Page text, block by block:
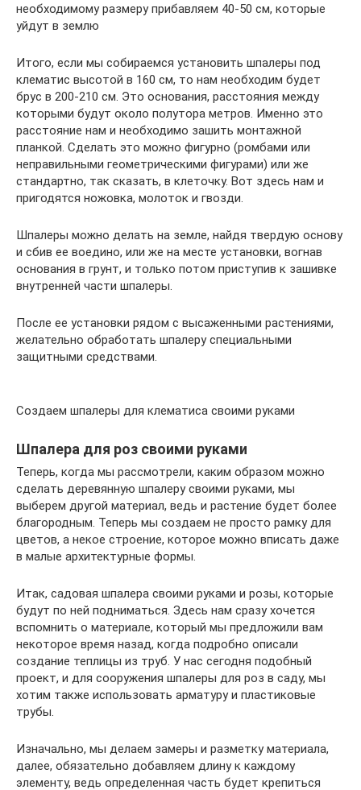
необходимому размеру прибавляем 40-50 см, которые
уйдут в землю
Итого, если мы собираемся установить шпалеры под
клематис высотой в 160 см, то нам необходим будет
брус в 200-210 см. Это основания, расстояния между
которыми будут около полутора метров. Именно это
расстояние нам и необходимо зашить монтажной
планкой. Сделать это можно фигурно (ромбами или
неправильными геометрическими фигурами) или же
стандартно, так сказать, в клеточку. Вот здесь нам и
пригодятся ножовка, молоток и гвозди.
Шпалеры можно делать на земле, найдя твердую основу
и сбив ее воедино, или же на месте установки, вогнав
основания в грунт, и только потом приступив к зашивке
внутренней части шпалеры.
После ее установки рядом с высаженными растениями,
желательно обработать шпалеру специальными
защитными средствами.
Создаем шпалеры для клематиса своими руками
Шпалера для роз своими руками
Теперь, когда мы рассмотрели, каким образом можно
сделать деревянную шпалеру своими руками, мы
выберем другой материал, ведь и растение будет более
благородным. Теперь мы создаем не просто рамку для
цветов, а некое строение, которое можно вписать даже
в малые архитектурные формы.
Итак, садовая шпалера своими руками и розы, которые
будут по ней подниматься. Здесь нам сразу хочется
вспомнить о материале, который мы предложили вам
некоторое время назад, когда подробно описали
создание теплицы из труб. У нас сегодня подобный
проект, и для сооружения шпалеры для роз в саду, мы
хотим также использовать арматуру и пластиковые
трубы.
Изначально, мы делаем замеры и разметку материала,
далее, обязательно добавляем длину к каждому
элементу, ведь определенная часть будет крепиться